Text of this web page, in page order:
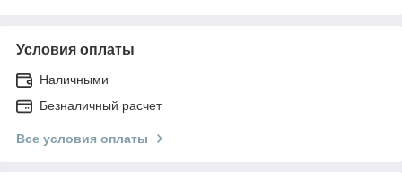
Условия оплаты
Наличными
Безналичный расчет
Все условия оплаты